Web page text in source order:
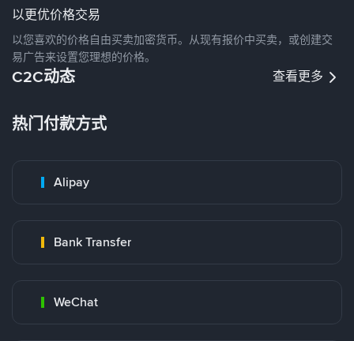
以更优价格交易
以您喜欢的价格自由买卖加密货币。从现有报价中买卖，或创建交
易广告来设置您理想的价格。
C2C动态 查看更多
热门付款方式
Alipay
Bank Transfer
WeChat